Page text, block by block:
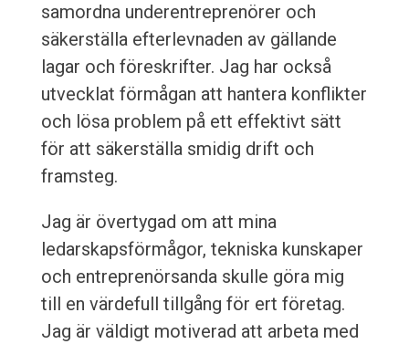
samordna underentreprenörer och
säkerställa efterlevnaden av gällande
lagar och föreskrifter. Jag har också
utvecklat förmågan att hantera konflikter
och lösa problem på ett effektivt sätt
för att säkerställa smidig drift och
framsteg.
Jag är övertygad om att mina
ledarskapsförmågor, tekniska kunskaper
och entreprenörsanda skulle göra mig
till en värdefull tillgång för ert företag.
Jag är väldigt motiverad att arbeta med